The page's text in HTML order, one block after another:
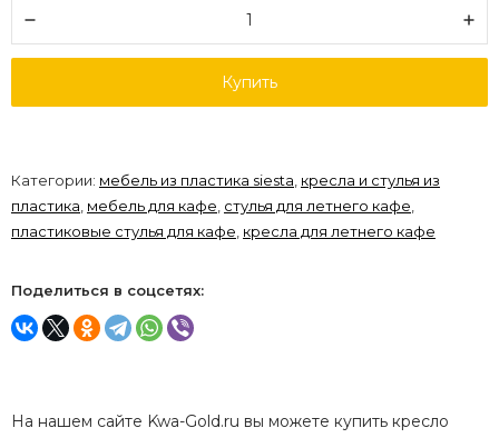
Купить
Категории: мебель из пластика siesta, кресла и стулья из
пластика, мебель для кафе, стулья для летнего кафе,
пластиковые стулья для кафе, кресла для летнего кафе
Поделиться в соцсетях:
На нашем сайте Kwa-Gold.ru вы можете купить кресло